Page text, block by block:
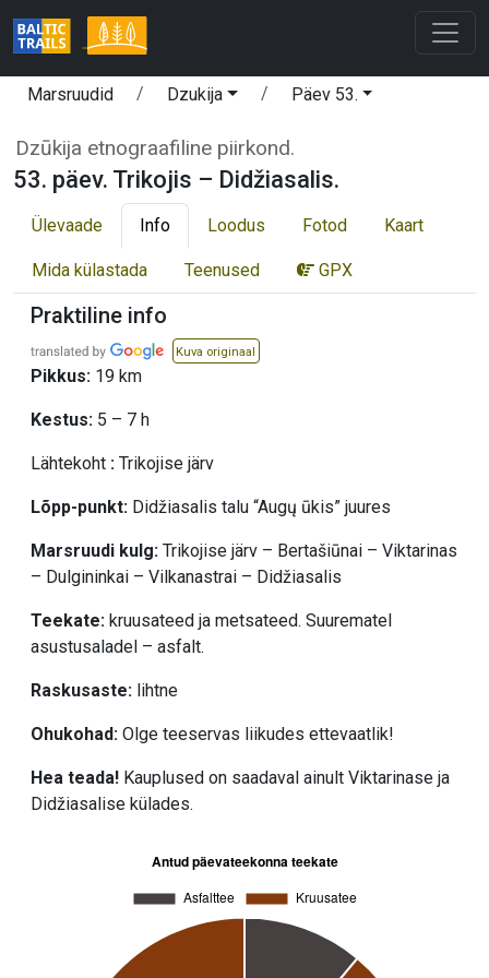
Marsruudid Dzukija Päev 53.
Dzūkija etnograafiline piirkond.
53. päev. Trikojis – Didžiasalis.
Ülevaade Info Loodus Fotod Kaart
Mida külastada Teenused GPX
Praktiline info
Kuva originaal
Pikkus: 19 km
Kestus: 5 – 7 h
Lähtekoht : Trikojise järv
Lõpp-punkt: Didžiasalis talu “Augų ūkis” juures
Marsruudi kulg: Trikojise järv – Bertašiūnai – Viktarinas
– Dulgininkai – Vilkanastrai – Didžiasalis
Teekate: kruusateed ja metsateed. Suurematel
asustusaladel – asfalt.
Raskusaste: lihtne
Ohukohad: Olge teeservas liikudes ettevaatlik!
Hea teada! Kauplused on saadaval ainult Viktarinase ja
Didžiasalise külades.